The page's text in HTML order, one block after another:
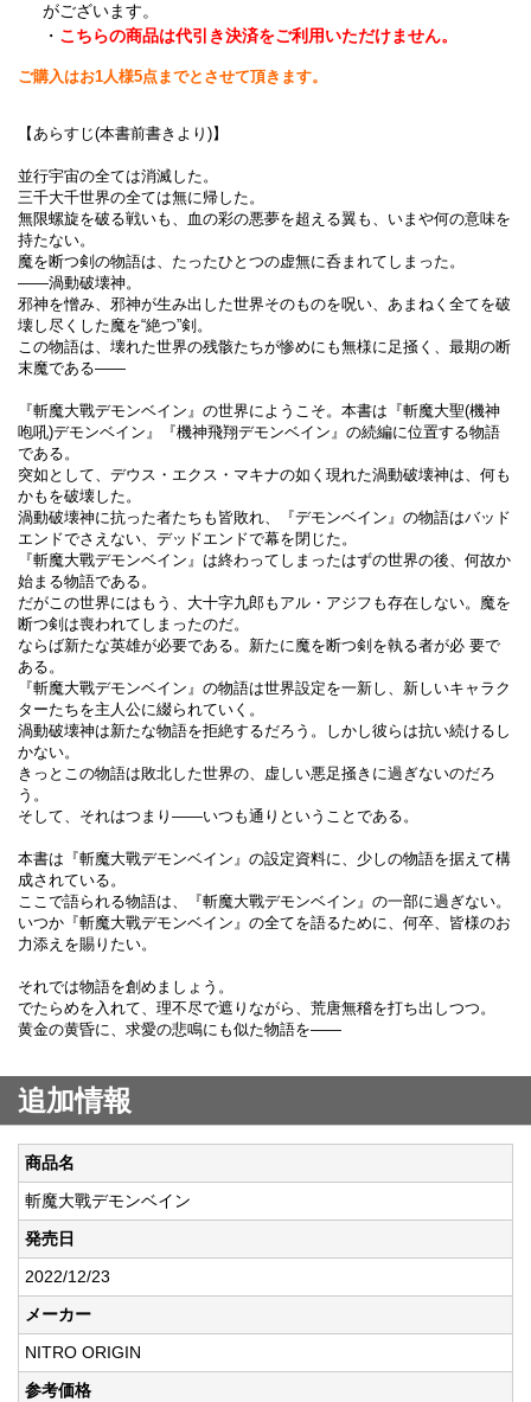
がございます。
・ こちらの商品は代引き決済をご利用いただけません。
ご購入はお1人様5点までとさせて頂きます。
【あらすじ(本書前書きより)】
並行宇宙の全ては消滅した。
三千大千世界の全ては無に帰した。
無限螺旋を破る戦いも、血の彩の悪夢を超える翼も、いまや何の意味を
持たない。
魔を断つ剣の物語は、たったひとつの虚無に呑まれてしまった。
――渦動破壊神。
邪神を憎み、邪神が生み出した世界そのものを呪い、あまねく全てを破
壊し尽くした魔を“絶つ”剣。
この物語は、壊れた世界の残骸たちが惨めにも無様に足掻く、最期の断
末魔である――
『斬魔大戰デモンベイン』の世界にようこそ。本書は『斬魔大聖(機神
咆吼)デモンベイン』『機神飛翔デモンベイン』の続編に位置する物語
である。
突如として、デウス・エクス・マキナの如く現れた渦動破壊神は、何も
かもを破壊した。
渦動破壊神に抗った者たちも皆敗れ、『デモンベイン』の物語はバッド
エンドでさえない、デッドエンドで幕を閉じた。
『斬魔大戰デモンベイン』は終わってしまったはずの世界の後、何故か
始まる物語である。
だがこの世界にはもう、大十字九郎もアル・アジフも存在しない。魔を
断つ剣は喪われてしまったのだ。
ならば新たな英雄が必要である。新たに魔を断つ剣を執る者が必 要で
ある。
『斬魔大戰デモンベイン』の物語は世界設定を一新し、新しいキャラク
ターたちを主人公に綴られていく。
渦動破壊神は新たな物語を拒絶するだろう。しかし彼らは抗い続けるし
かない。
きっとこの物語は敗北した世界の、虚しい悪足掻きに過ぎないのだろ
う。
そして、それはつまり――いつも通りということである。
本書は『斬魔大戰デモンベイン』の設定資料に、少しの物語を据えて構
成されている。
ここで語られる物語は、『斬魔大戰デモンベイン』の一部に過ぎない。
いつか『斬魔大戰デモンベイン』の全てを語るために、何卒、皆様のお
力添えを賜りたい。
それでは物語を創めましょう。
でたらめを入れて、理不尽で遮りながら、荒唐無稽を打ち出しつつ。
黄金の黄昏に、求愛の悲鳴にも似た物語を――
追加情報
商品名
斬魔大戰デモンベイン
発売日
2022/12/23
メーカー
NITRO ORIGIN
参考価格